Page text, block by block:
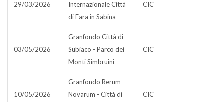
29/03/2026
Internazionale Città
di Fara in Sabina
CIC
03/05/2026
Granfondo Città di
Subiaco - Parco dei
Monti Simbruini
CIC
10/05/2026
Granfondo Rerum
Novarum - Città di
CIC